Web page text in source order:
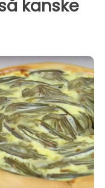
kanske